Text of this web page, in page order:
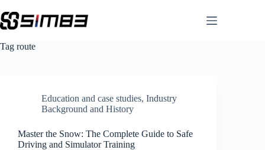
to
content
Tag route
Education and case studies, Industry
Background and History
Master the Snow: The Complete Guide to Safe
Driving and Simulator Training